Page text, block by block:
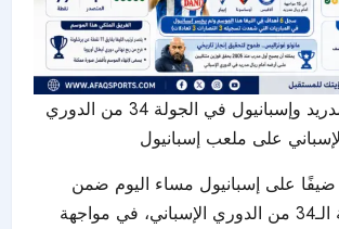
مواجهة ريال مدريد وإسبانيول في الجولة 34 من الدوري
على ملعب إسبانيول
على إسبانيول مساء اليوم ضمن
من
الدوري الإسباني، في مواجهة